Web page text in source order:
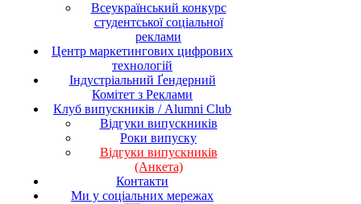
Всеукраїнський конкурс
студентської соціальної
реклами
Центр маркетингових цифрових
технологій
Індустріальний Ґендерний
Комітет з Реклами
Клуб випускників / Alumni Club
Відгуки випускників
Роки випуску
Відгуки випускників
(Анкета)
Контакти
Ми у соціальних мережах